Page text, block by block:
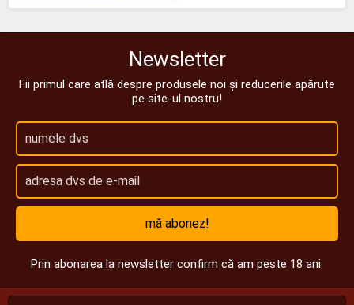
Newsletter
Fii primul care află despre produsele noi și reducerile apărute
pe site-ul nostru!
mă abonez!
Prin abonarea la newsletter confirm că am peste 18 ani.